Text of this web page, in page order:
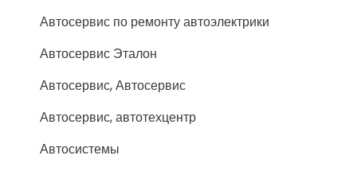
Автосервис по ремонту автоэлектрики
Автосервис Эталон
Автосервис, Автосервис
Автосервис, автотехцентр
Автосистемы